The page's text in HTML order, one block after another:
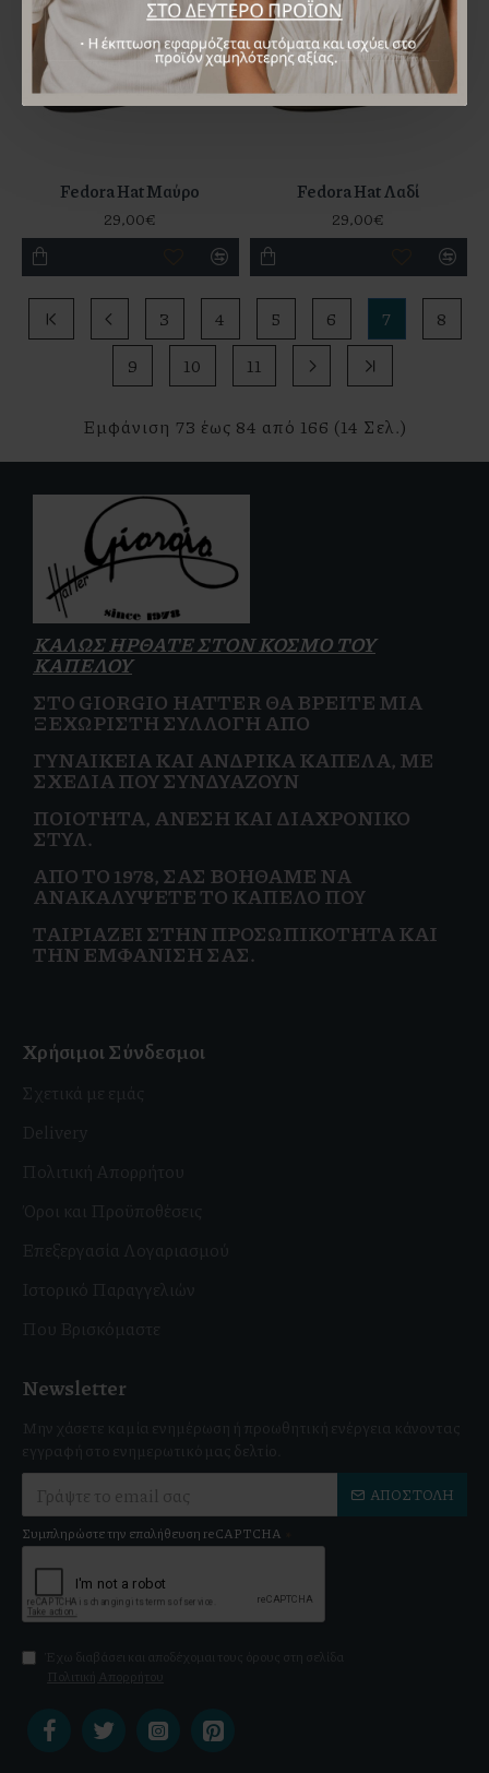
Fedora Hat Μαύρο
29,00€
Fedora Hat Λαδί
29,00€
|< < 3 4 5 6 7
8
9
10 11 > >|
Εμφάνιση 73 έως 84 από 166 (14 Σελ.)
ΚΑΛΩΣ ΗΡΘΑΤΕ ΣΤΟΝ ΚΟΣΜΟ ΤΟΥ
ΚΑΠΕΛΟΥ
ΣΤΟ GIORGIO HATTER ΘΑ ΒΡΕΊΤΕ ΜΙΑ
ΞΕΧΩΡΙΣΤΉ ΣΥΛΛΟΓΉ ΑΠΌ
ΓΥΝΑΙΚΕΊΑΚΑΙΑΝΔΡΙΚΆ ΚΑΠΈΛΑ, ΜΕ
ΣΧΈΔΙΑ ΠΟΥ ΣΥΝΔΥΆΖΟΥΝ
ΠΟΙΌΤΗΤΑ, ΆΝΕΣΗ ΚΑΙΔΙΑΧΡΟΝΙΚΌ
ΣΤΥΛ.
ΑΠΌ ΤΟ 1978, ΣΑΣ ΒΟΗΘΆΜΕ ΝΑ
ΑΝΑΚΑΛΎΨΕΤΕ ΤΟ ΚΑΠΈΛΟ ΠΟΥ
ΤΑΙΡΙΆΖΕΙ ΣΤΗΝΠΡΟΣΩΠΙΚΌΤΗΤΑ ΚΑΙ
ΤΗΝ ΕΜΦΆΝΙΣΗ ΣΑΣ.
Χρήσιμοι Σύνδεσμοι
Σχετικά με εμάς
Delivery
Πολιτική Απορρήτου
Όροι και Προϋποθέσεις
Επεξεργασία Λογαριασμού
Ιστορικό Παραγγελιών
Που Βρισκόμαστε
Newsletter
Μην χάσετε καμία ενημέρωση ή προωθητική ενέργεια κάνοντας
εγγραφή στο ενημερωτικό μας δελτίο.
ΑΠΟΣΤΟΛΉ
Συμπληρώστε την επαλήθευση reCAPTCHA
Έχω διαβάσει και αποδέχομαι τους όρους στη σελίδα
Πολιτική Απορρήτου